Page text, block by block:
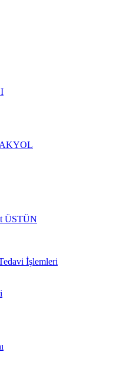
AKYOL
ÜSTÜN
İşlemleri